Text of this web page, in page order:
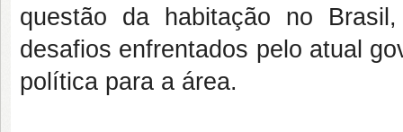
questão da habitação no
desafios enfrentados pelo atual
política para a área.